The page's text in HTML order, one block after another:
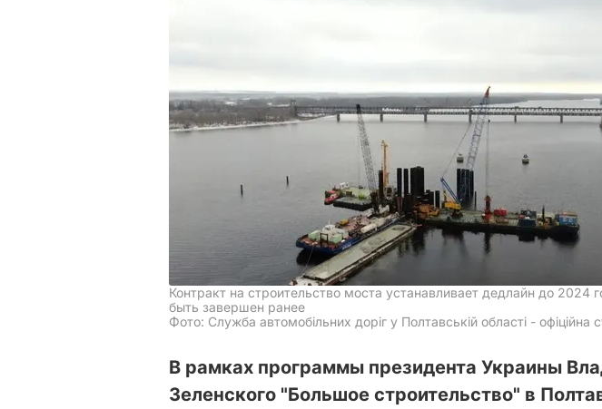
Контракт на строительство моста устанавливает дедлайн до 2024
быть завершен ранее
Фото: Служба автомобільних доріг у Полтавській області - офіційна
В рамках программы президента Украины
Зеленского "Большое строительство" в